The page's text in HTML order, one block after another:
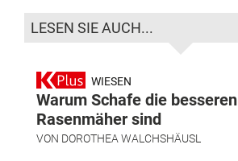
LESEN SIE AUCH...
WIESEN
Warum Schafe die besseren
Rasenmäher sind
VON DOROTHEA WALCHSHÄUSL